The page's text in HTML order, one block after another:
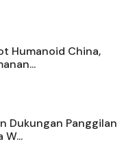
Humanoid China,
Dukungan Panggilan